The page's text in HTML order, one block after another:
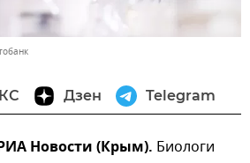
Дзен Telegram
Новости (Крым). Биологи